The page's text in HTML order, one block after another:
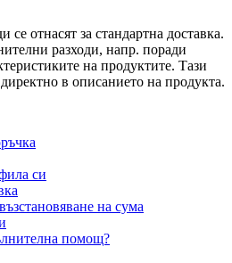
се отнасят за стандартна доставка.
разходи, напр. поради
на продуктите. Тази
в описанието на продукта.
си
на сума
помощ?